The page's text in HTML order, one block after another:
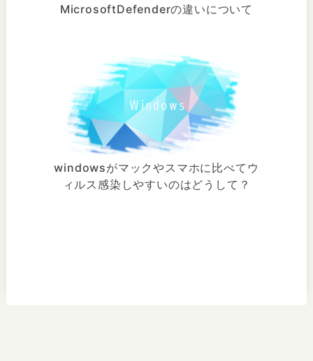
MicrosoftDefenderの違いについて
windowsがマックやスマホに比べてウ
ィルス感染しやすいのはどうして？